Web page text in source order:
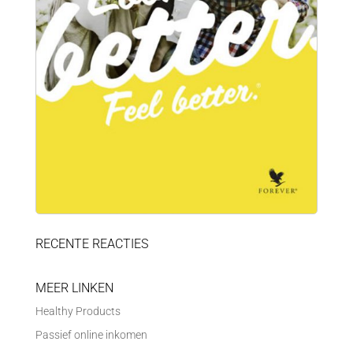
RECENTE REACTIES
MEER LINKEN
Healthy Products
Passief online inkomen